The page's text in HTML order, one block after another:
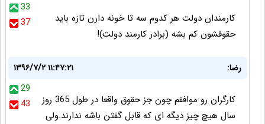
33
37
کارمندان دولت هر کدوم سه تا خونه دارن تازه باید
حقوقشون کم بشه (برادر کارمند دولت)!
رضا:
۱۳۹۶/۷/۲ ۱۱:۴۷:۲۱
29
43
کارگران رو موافقم چون جز حقوق واقعا در طول 365 روز
سال هیچ چیز دیگه ای که قابل گفتن باشه ندارند.ولی